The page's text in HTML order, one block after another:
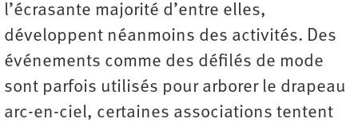
l’écrasante majorité d’entre elles,
développent néanmoins des activités. Des
événements comme des défilés de mode
sont parfois utilisés pour arborer le drapeau
arc-en-ciel, certaines associations tentent